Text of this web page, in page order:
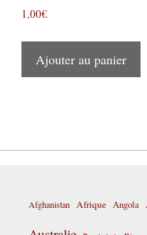
1,00€
Ajouter au panier
Afghanistan Afrique Angola